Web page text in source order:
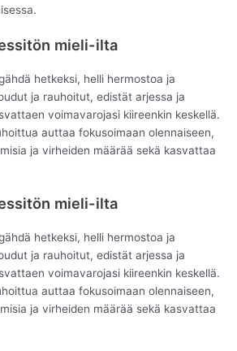
mieli-ilta
hetkeksi, helli hermostoa ja
ja rauhoitut, edistät arjessa ja
voimavarojasi kiireenkin keskellä.
auttaa fokusoimaan olennaiseen,
ja virheiden määrää sekä kasvattaa
mieli-ilta
hetkeksi, helli hermostoa ja
ja rauhoitut, edistät arjessa ja
voimavarojasi kiireenkin keskellä.
auttaa fokusoimaan olennaiseen,
ja virheiden määrää sekä kasvattaa